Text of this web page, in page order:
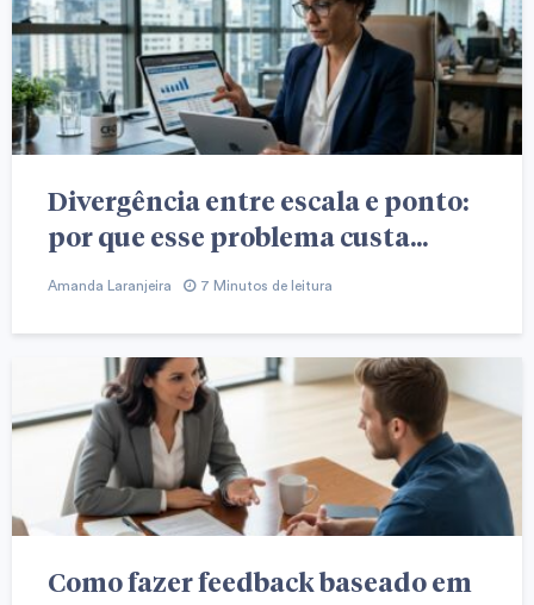
Divergência entre escala e ponto:
por que esse problema custa...
Amanda Laranjeira 7 Minutos de leitura
Como fazer feedback baseado em